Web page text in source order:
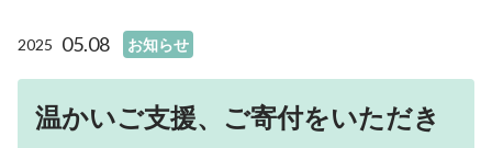
教員プロフィール（名前）
沿革
よくある質問 FAQ
生活科学学科介護福祉専攻
生活科学学科食物栄養専攻
幼児教育学科
施設トップ
進路トップ
就職
キャンパスライフトップ
2025 05.08 お知らせ
温かいご支援、ご寄付をいただき